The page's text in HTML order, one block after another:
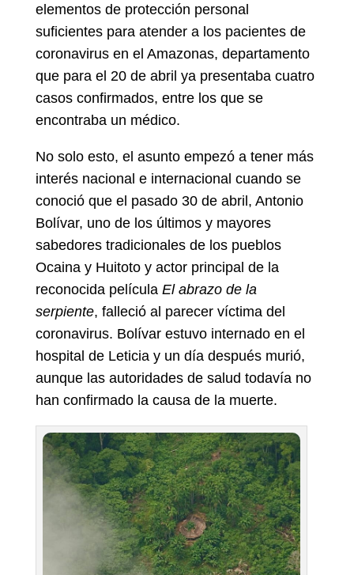
elementos de protección personal
suficientes para atender a los pacientes de
coronavirus en el Amazonas, departamento
que para el 20 de abril ya presentaba cuatro
casos confirmados, entre los que se
encontraba un médico.
No solo esto, el asunto empezó a tener más
interés nacional e internacional cuando se
conoció que el pasado 30 de abril, Antonio
Bolívar, uno de los últimos y mayores
sabedores tradicionales de los pueblos
Ocaina y Huitoto y actor principal de la
reconocida película El abrazo de la
serpiente, falleció al parecer víctima del
coronavirus. Bolívar estuvo internado en el
hospital de Leticia y un día después murió,
aunque las autoridades de salud todavía no
han confirmado la causa de la muerte.